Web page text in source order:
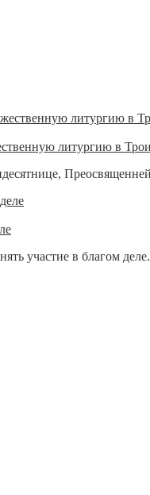
литургию в
участие в благом